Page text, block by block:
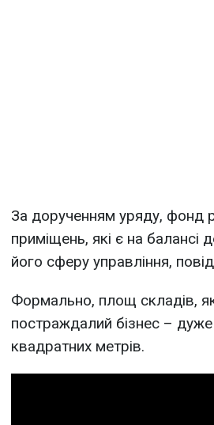
За дорученням уряду, фонд
приміщень, які є на балансі
його сферу управління,
Формально, площ складів,
постраждалий бізнес – дуже
квадратних метрів.